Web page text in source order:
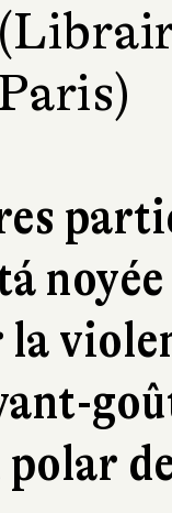
Paris)
la
polar